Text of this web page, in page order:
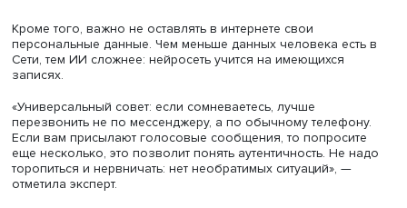
сгенерированной записи много постороннего шума
некорректного считывания голоса или намеренно,
было сложнее распознать речь.
мышление. Для проверки подлинности изображения
прослушать другие сообщения, проанализировать
видеозаписи, сравнивая их с оригиналом. Если
просит сделать что-то срочно, нужно прервать
связаться с ним иным способом. Надо помнить, что